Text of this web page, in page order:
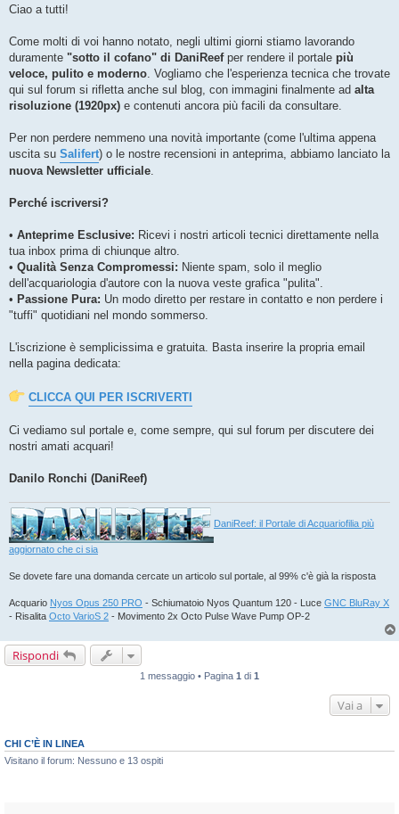
s
g
i
o
Ciao a tutti!
Come molti di voi hanno notato, negli ultimi giorni stiamo lavorando
duramente "sotto il cofano" di DaniReefper rendere il portale più
veloce, pulito e moderno . Vogliamo che l'esperienza tecnica che trovate
qui sul forum si rifletta anche sul blog, con immagini finalmente ad alta
risoluzione (1920px) e contenuti ancora più facili da consultare.
Per non perdere nemmeno una novità importante (come l'ultima appena
uscita su Salifert) o le nostre recensioni in anteprima, abbiamo lanciato la
nuova Newsletter ufficiale
Perché iscriversi?
• Anteprime Esclusive: Ricevi i nostri articoli tecnici direttamente nella
tua inbox prima di chiunque altro.
• Qualità Senza Compromessi: Niente spam, solo il meglio
dell'acquariologia d'autore con la nuova veste grafica "pulita".
• Passione Pura: Un modo diretto per restare in contatto e non perdere i
"tuffi" quotidiani nel mondo sommerso.
L'iscrizione è semplicissima e gratuita. Basta inserire la propria email
nella pagina dedicata:
CLICCA QUI PER ISCRIVERTI
Ci vediamo sul portale e, come sempre, qui sul forum per discutere dei
nostri amati acquari!
Danilo Ronchi (DaniReef)
DaniReef: il Portale di Acquariofilia più
aggiornato che ci sia
Se dovete fare una domanda cercate un articolo sul portale, al 99% c'è già la risposta
Acquario Nyos Opus 250 PRO - Schiumatoio Nyos Quantum 120 - Luce GNC BluRay X
- Risalita Octo VarioS 2 - Movimento 2x Octo Pulse Wave Pump OP-2
Rispondi
1 messaggio • Pagina 1 di 1
Vai a
CHI C’È IN LINEA
Visitano il forum: Nessuno e 13 ospiti